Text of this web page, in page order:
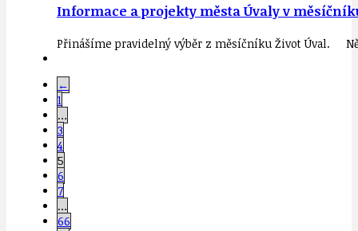
Informace a projekty města Úvaly v
Přinášíme pravidelný výběr z měsíčníku Život Úval.
←
1
…
3
4
5
6
7
…